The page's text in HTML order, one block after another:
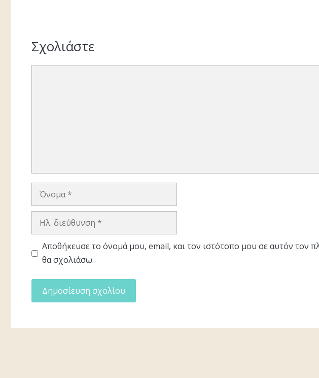
Σχολιάστε
Όνομα
Ηλ.
Αποθήκευσε το όνομά μου, email, και τον ιστότοπο μου σε αυτόν τον
θα σχολιάσω.